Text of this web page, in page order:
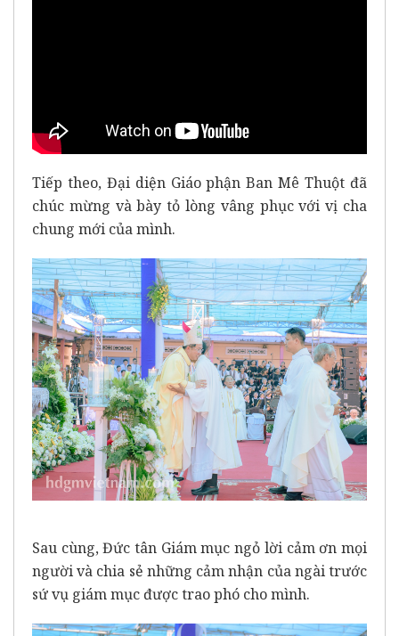
Tiếp theo, Đại diện Giáo phận Ban Mê Thuột đã
chúc mừng và bày tỏ lòng vâng phục với vị cha
chung mới của mình.
Sau cùng, Đức tân Giám mục ngỏ lời cảm ơn mọi
người và chia sẻ những cảm nhận của ngài trước
sứ vụ giám mục được trao phó cho mình.